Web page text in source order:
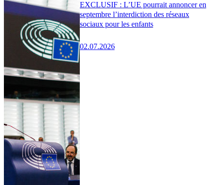
EXCLUSIF : L’UE pourrait annoncer en
septembre l’interdiction des réseaux
sociaux pour les enfants
02.07.2026